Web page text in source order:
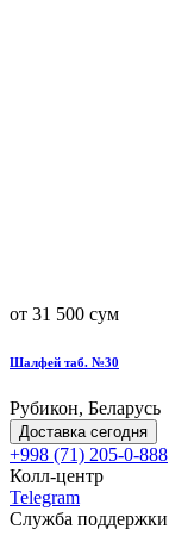
от 31 500 сум
Шалфей таб. №30
Рубикон, Беларусь
Доставка сегодня
+998 (71) 205-0-888
Колл-центр
Telegram
Служба поддержки